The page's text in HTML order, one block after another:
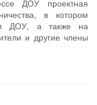
ДОУ проектная
в котором
ДОУ, а также на
и другие члены